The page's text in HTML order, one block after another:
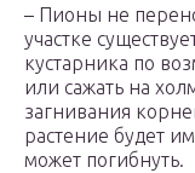
– Пионы не
участке
кустарника по
или сажать на
загнивания
растение будет
может погибнуть.